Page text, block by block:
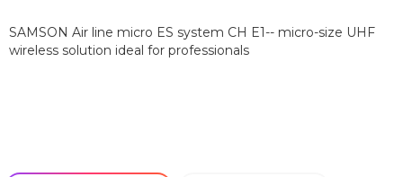
SAMSON Air line micro ES system CH E1-- micro-size UHF
wireless solution ideal for professionals